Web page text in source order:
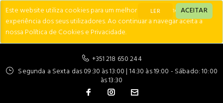
Este website utiliza cookies para um melhor desempenho e
experiência dos seus utilizadores. Ao continuar a navegar aceita a
nossa Política de Cookies e Privacidade.
LER ACEITAR
+351 218 650 244
Segunda a Sexta das 09:30 às 13:00 | 14:30 às 19:00 - Sábado: 10:00
às 13:30